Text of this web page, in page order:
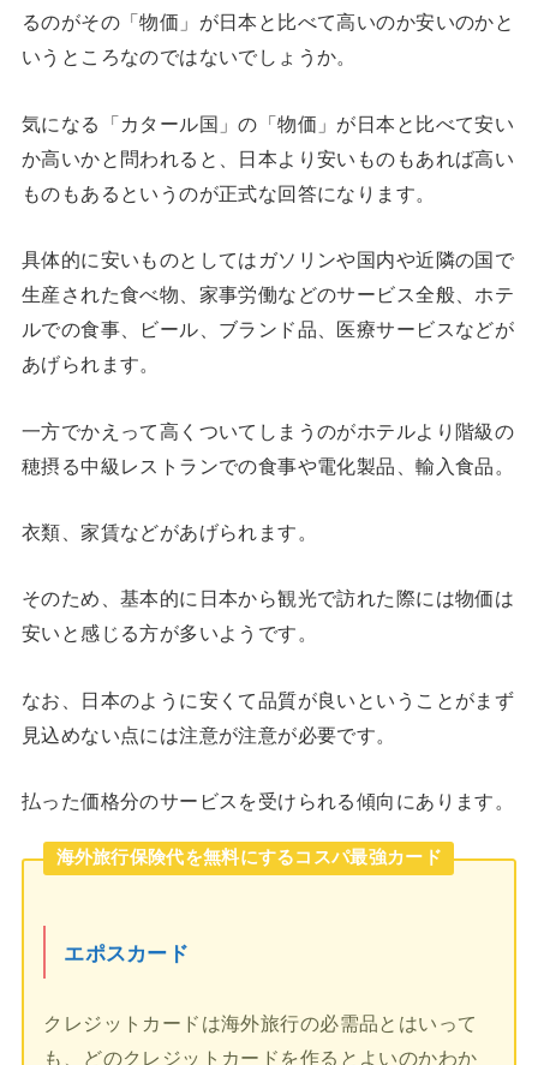
るのがその「物価」が日本と比べて高いのか安いのかと
いうところなのではないでしょうか。
気になる「カタール国」の「物価」が日本と比べて安い
か高いかと問われると、日本より安いものもあれば高い
ものもあるというのが正式な回答になります。
具体的に安いものとしてはガソリンや国内や近隣の国で
生産された食べ物、家事労働などのサービス全般、ホテ
ルでの食事、ビール、ブランド品、医療サービスなどが
あげられます。
一方でかえって高くついてしまうのがホテルより階級の
穂摂る中級レストランでの食事や電化製品、輸入食品。
衣類、家賃などがあげられます。
そのため、基本的に日本から観光で訪れた際には物価は
安いと感じる方が多いようです。
なお、日本のように安くて品質が良いということがまず
見込めない点には注意が注意が必要です。
払った価格分のサービスを受けられる傾向にあります。
海外旅行保険代を無料にするコスパ最強カード
エポスカード
クレジットカードは海外旅行の必需品とはいって
も、どのクレジットカードを作るとよいのかわか